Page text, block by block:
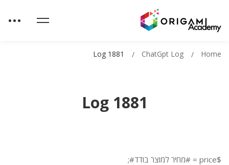
Log 1881
Home
ChatGpt Log
Log 1881
$price = #מחיר למוצר בודד#;